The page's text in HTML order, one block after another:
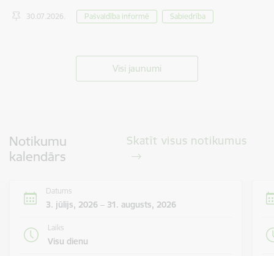
30.07.2026. Pašvaldība informē Sabiedrība
Visi jaunumi
Notikumu
kalendārs
Skatīt visus notikumus
Datums
3. jūlijs, 2026 – 31. augusts, 2026
Laiks
Visu dienu